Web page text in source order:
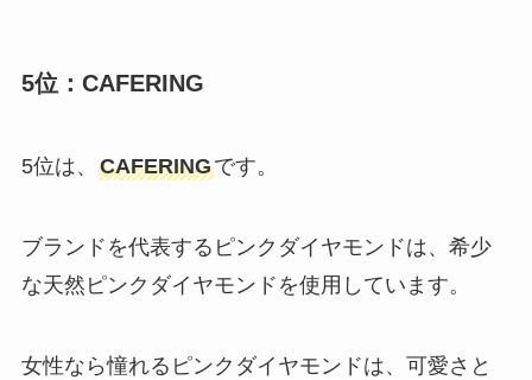
5位：CAFERING
5位は、 CAFERINGです。
ブランドを代表するピンクダイヤモンドは、希少
な天然ピンクダイヤモンドを使用しています。
女性なら憧れるピンクダイヤモンドは、可愛さと